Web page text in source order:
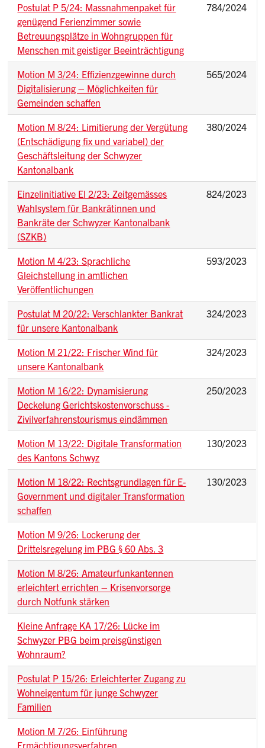
Postulat P 5/24: Massnahmenpaket für
genügend Ferienzimmer sowie
Betreuungsplätze in Wohngruppen für
Menschen mit geistiger Beeinträchtigung
784/2024
Motion M 3/24: Effizienzgewinne durch
Digitalisierung – Möglichkeiten für
Gemeinden schaffen
565/2024
Motion M 8/24: Limitierung der Vergütung
(Entschädigung fix und variabel) der
Geschäftsleitung der Schwyzer
Kantonalbank
380/2024
Einzelinitiative EI 2/23: Zeitgemässes
Wahlsystem für Bankrätinnen und
Bankräte der Schwyzer Kantonalbank
(SZKB)
824/2023
Motion M 4/23: Sprachliche
Gleichstellung in amtlichen
Veröffentlichungen
593/2023
Postulat M 20/22: Verschlankter Bankrat
für unsere Kantonalbank
324/2023
Motion M 21/22: Frischer Wind für
unsere Kantonalbank
324/2023
Motion M 16/22: Dynamisierung
Deckelung Gerichtskostenvorschuss -
Zivilverfahrenstourismus eindämmen
250/2023
Motion M 13/22: Digitale Transformation
des Kantons Schwyz
130/2023
Motion M 18/22: Rechtsgrundlagen für E-
Government und digitaler Transformation
schaffen
130/2023
Motion M 9/26: Lockerung der
Drittelsregelung im PBG § 60 Abs. 3
Motion M 8/26: Amateurfunkantennen
erleichtert errichten – Krisenvorsorge
durch Notfunk stärken
Kleine Anfrage KA 17/26: Lücke im
Schwyzer PBG beim preisgünstigen
Wohnraum?
Postulat P 15/26: Erleichterter Zugang zu
Wohneigentum für junge Schwyzer
Familien
Motion M 7/26: Einführung
Ermächtigungsverfahren